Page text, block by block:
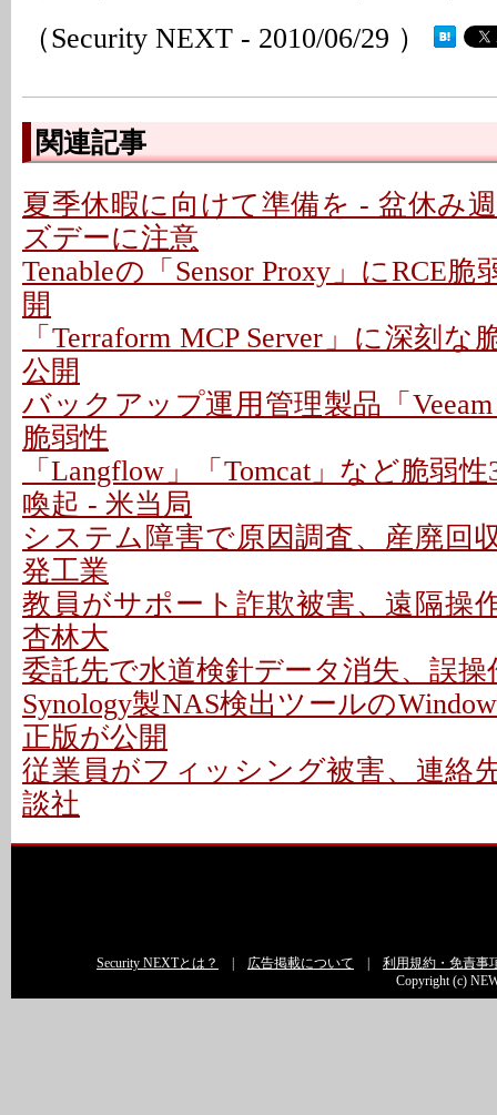
（Security NEXT - 2010/06/29 ）
関連記事
夏季休暇に向けて準備を - 盆休み
ズデーに注意
Tenableの「Sensor Proxy」にRCE
開
「Terraform MCP Server」に深刻
公開
バックアップ運用管理製品「
脆弱性
「Langflow」「Tomcat」など脆弱
喚起 - 米当局
システム障害で原因調査、産廃回
発工業
教員がサポート詐欺被害、遠隔操
杏林大
委託先で水道検針データ消失、誤
Synology製NAS検出ツールの
正版が公開
従業員がフィッシング被害、連絡
談社
Security NEXTとは？ | 広告掲載について | 利用規約・免責事
Copyright (c)